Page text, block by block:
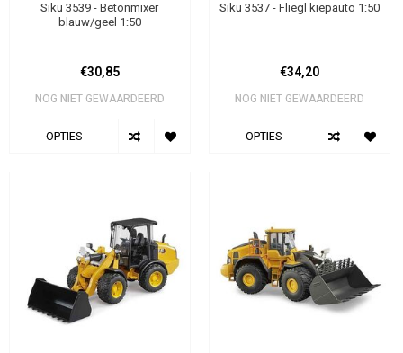
Siku 3539 - Betonmixer
blauw/geel 1:50
€30,85
NOG NIET GEWAARDEERD
OPTIES
Siku 3537 - Fliegl kiepauto 1:50
€34,20
NOG NIET GEWAARDEERD
OPTIES